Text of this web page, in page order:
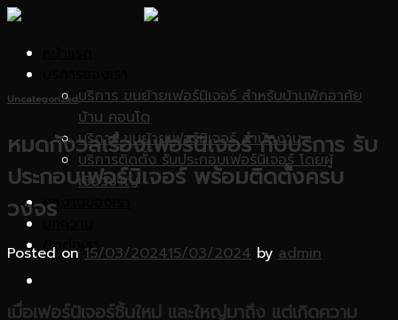
Skip
content
บริการ ขนย้ายเฟอร์นิเจอร์ สำหรับบ้านพักอาศัย
บ้าน คอนโด
บริการ ขนย้ายเฟอร์นิเจอร์ สำนักงาน
บริการติดตั้ง รับประกอบเฟอร์นิเจอร์ โดยผู้
เชี่ยวชาญ
ผลงานของเรา
ติดต่อเรา
Uncategorized
หมดกังวลเรื่องเฟอร์นิเจอร์ กับบริการ รับ
ประกอบเฟอร์นิเจอร์ พร้อมติดตั้งครบ
วงจร
Posted on 15/03/202415/03/2024 by admin
เมื่อเฟอร์นิเจอร์ชิ้นใหม่ และใหญ่มาถึง แต่เกิดความ